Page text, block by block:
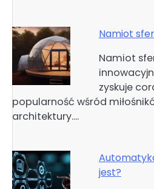
Namiot
Namiot
zyskuje
popularność wśród
architektury.…
jest?